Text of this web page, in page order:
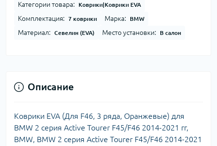
Категории товара: Коврики|Коврики EVA
Комплектация: 7 коврики Марка: BMW
Материал: Севелин (EVA) Место установки: В салон
Описание
Коврики EVA (Для F46, 3 ряда, Оранжевые) для
BMW 2 серия Active Tourer F45/F46 2014-2021 гг,
BMW, BMW 2 серия Active Tourer F45/F46 2014-2021